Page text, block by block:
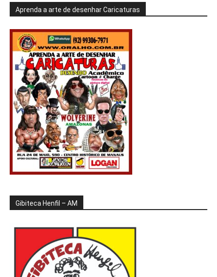
Aprenda a arte de desenhar Caricaturas
Gibiteca Henfil – AM